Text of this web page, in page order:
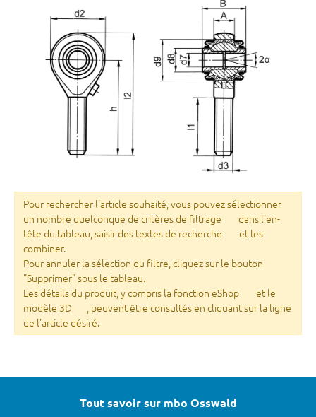
Pour rechercher l'article souhaité, vous pouvez sélectionner
un nombre quelconque de critères de filtrage
dans l'en-
tête du tableau, saisir des textes de recherche
et les
combiner.
Pour annuler la sélection du filtre, cliquez sur le bouton
"Supprimer" sous le tableau.
Les détails du produit, y compris la fonction eShop
et le
modèle 3D
, peuvent être consultés en cliquant sur la ligne
de l'article désiré.
Tout savoir sur mbo Osswald